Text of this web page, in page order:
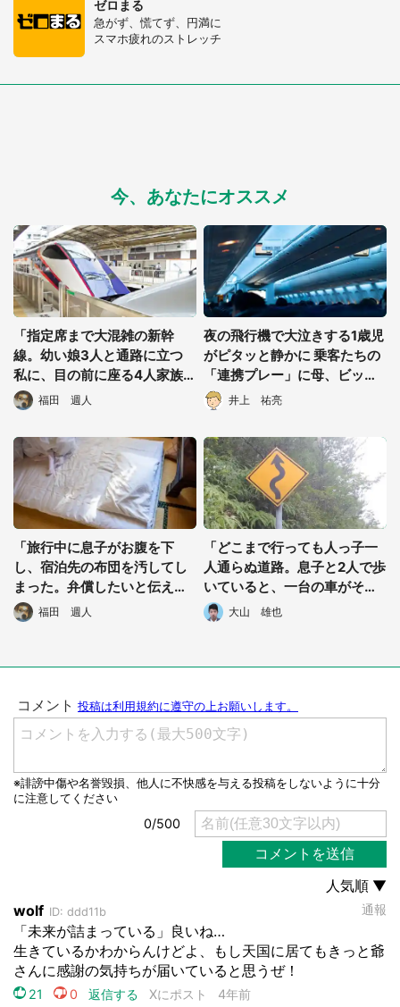
ゼロまる
急がず、慌てず、円満に
スマホ疲れのストレッチ
今、あなたにオススメ
「指定席まで大混雑の新幹
線。幼い娘3人と通路に立つ
私に、目の前に座る4人家族
が...」（神奈川県・40代女
性）
福田 週人
夜の飛行機で大泣きする1歳児
がピタッと静かに 乗客たちの
「連携プレー」に母、ビック
リ
井上 祐亮
「旅行中に息子がお腹を下
し、宿泊先の布団を汚してし
まった。弁償したいと伝えた
のに、宿の老婦人が...」（千
葉県・50代男性）
福田 週人
「どこまで行っても人っ子一
人通らぬ道路。息子と2人で歩
いていると、一台の車がそば
に止まり...」(兵庫県・70代女
性)
大山 雄也